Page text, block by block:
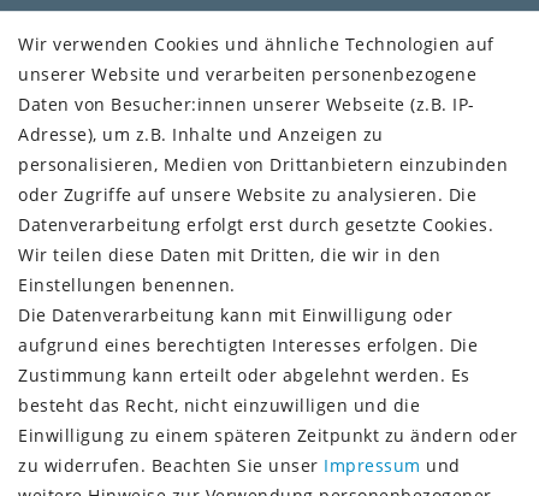
Kundenkonto
VERSAND + SERVICE
Versandinformationen
Rückgabeinformationen
Zahlungsinformationen
Vorkasse (3% Rabatt)
Paypal
Kauf auf Rechnung (Paypalservice)
Lastschrift (Paypalservice)
Kreditkarte (Paypalservice)
SOCIAL MEDIA
Wir verwenden Cookies und ähnliche Technologien auf
unserer Website und verarbeiten personenbezogene
Daten von Besucher:innen unserer Webseite (z.B. IP-
Adresse), um z.B. Inhalte und Anzeigen zu
personalisieren, Medien von Drittanbietern einzubinden
oder Zugriffe auf unsere Website zu analysieren. Die
Datenverarbeitung erfolgt erst durch gesetzte Cookies.
Wir teilen diese Daten mit Dritten, die wir in den
Einstellungen benennen.
Die Datenverarbeitung kann mit Einwilligung oder
aufgrund eines berechtigten Interesses erfolgen. Die
Zustimmung kann erteilt oder abgelehnt werden. Es
besteht das Recht, nicht einzuwilligen und die
Einwilligung zu einem späteren Zeitpunkt zu ändern oder
zu widerrufen. Beachten Sie unser Impressum und